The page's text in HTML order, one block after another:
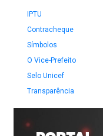
IPTU
Contracheque
Símbolos
O Vice-Prefeito
Selo Unicef
Transparência